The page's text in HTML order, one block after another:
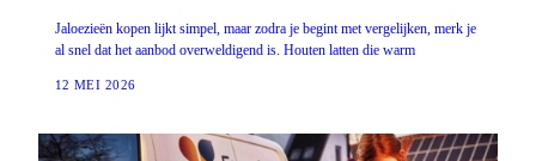
Jaloezieën kopen lijkt simpel, maar zodra je begint met vergelijken, merk je
al snel dat het aanbod overweldigend is. Houten latten die warm
12 MEI 2026